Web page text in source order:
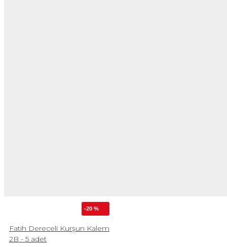
-20 %
Fatih Dereceli Kurşun Kalem
2B - 5 adet